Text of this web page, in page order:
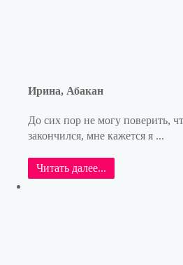
Ирина, Абакан
До сих пор не могу поверить,
закончился, мне кажется я ...
Читать далее...